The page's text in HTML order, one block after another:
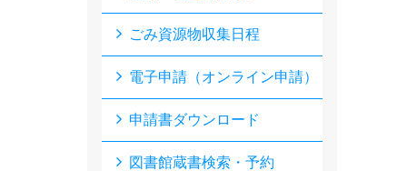
ごみ資源物収集日程
電子申請（オンライン申請）
申請書ダウンロード
図書館蔵書検索・予約